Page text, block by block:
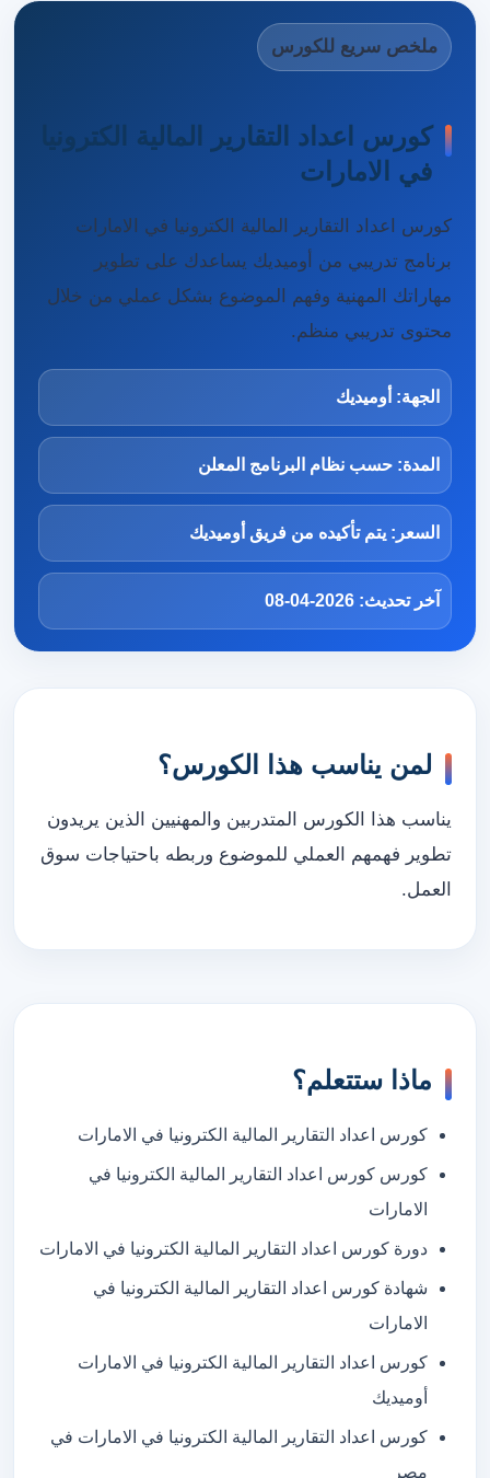
ملخص سريع للكورس
كورس اعداد التقارير المالية الكترونيا
في الامارات
كورس اعداد التقارير المالية الكترونيا في الامارات
برنامج تدريبي من أوميديك يساعدك على تطوير
مهاراتك المهنية وفهم الموضوع بشكل عملي من خلال
محتوى تدريبي منظم.
الجهة: أوميديك
المدة: حسب نظام البرنامج المعلن
السعر: يتم تأكيده من فريق أوميديك
آخر تحديث: 2026-04-08
لمن يناسب هذا الكورس؟
يناسب هذا الكورس المتدربين والمهنيين الذين يريدون
تطوير فهمهم العملي للموضوع وربطه باحتياجات سوق
العمل.
ماذا ستتعلم؟
كورس اعداد التقارير المالية الكترونيا في الامارات
كورس كورس اعداد التقارير المالية الكترونيا في
الامارات
دورة كورس اعداد التقارير المالية الكترونيا في الامارات
شهادة كورس اعداد التقارير المالية الكترونيا في
الامارات
كورس اعداد التقارير المالية الكترونيا في الامارات
أوميديك
كورس اعداد التقارير المالية الكترونيا في الامارات في
مصر